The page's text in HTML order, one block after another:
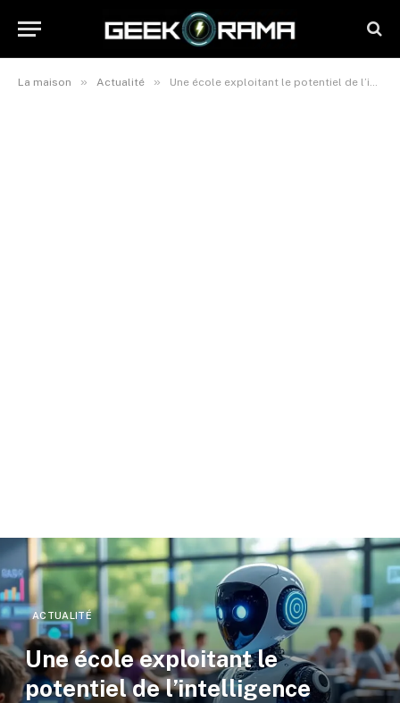
La maison » Actualité » Une école exploitant le potentiel de l’intelligence artificielle
ACTUALITÉ
Une école exploitant le
potentiel de l’intelligence